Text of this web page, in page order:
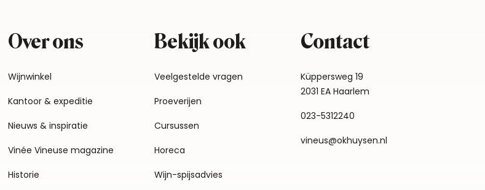
Over ons
Wijnwinkel
Kantoor & expeditie
Nieuws & inspiratie
Vinée Vineuse magazine
Historie
Bekijk ook
Veelgestelde vragen
Proeverijen
Cursussen
Horeca
Wijn-spijsadvies
Contact
Küppersweg 19
2031 EA Haarlem
023-5312240
vineus@okhuysen.nl